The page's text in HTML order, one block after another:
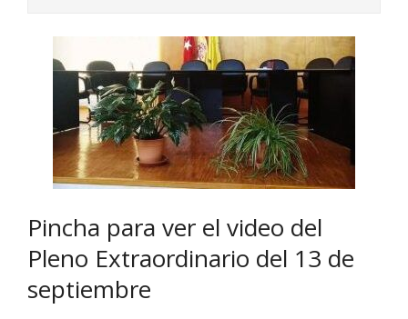
Pincha para ver el video del
Pleno Extraordinario del 13 de
septiembre